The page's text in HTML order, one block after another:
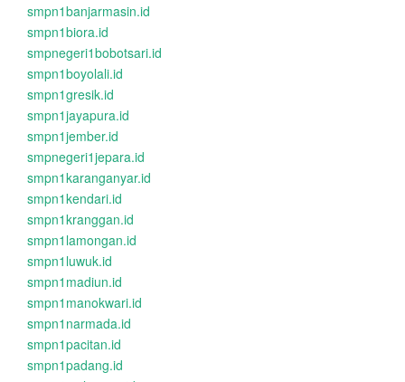
smpn1banjarmasin.id
smpn1biora.id
smpnegeri1bobotsari.id
smpn1boyolali.id
smpn1gresik.id
smpn1jayapura.id
smpn1jember.id
smpnegeri1jepara.id
smpn1karanganyar.id
smpn1kendari.id
smpn1kranggan.id
smpn1lamongan.id
smpn1luwuk.id
smpn1madiun.id
smpn1manokwari.id
smpn1narmada.id
smpn1pacitan.id
smpn1padang.id